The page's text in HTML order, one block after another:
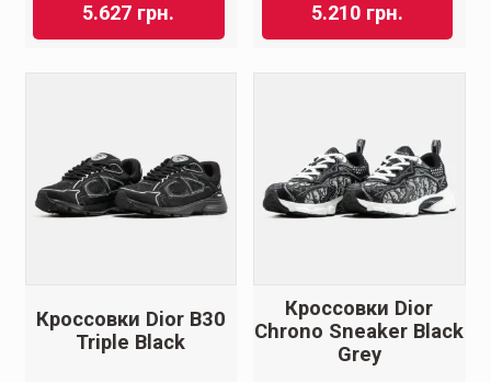
5.627 грн. 5.210 грн.
Кроссовки Dior B30
Triple Black
Кроссовки Dior
Chrono Sneaker Black
Grey